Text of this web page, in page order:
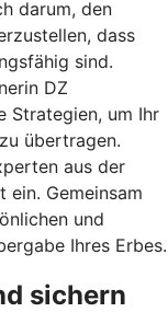
darum, den
dass
sind.
DZ
Strategien, um Ihr
übertragen.
aus der
ein. Gemeinsam
und
Ihres Erbes.
sichern